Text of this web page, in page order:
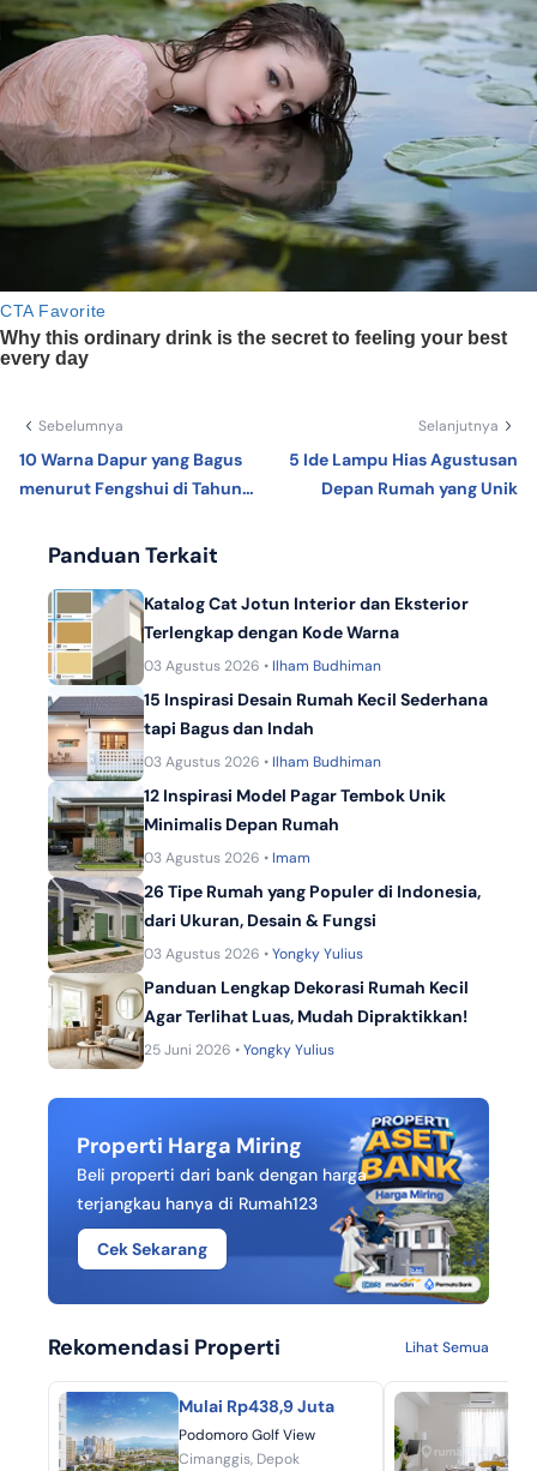
Sebelumnya
10 Warna Dapur yang Bagus
menurut Fengshui di Tahun
Selanjutnya
5 Ide Lampu Hias Agustusan
Depan Rumah yang Unik
Panduan Terkait
Katalog Cat Jotun Interior dan Eksterior
Terlengkap dengan Kode Warna
03 Agustus 2026 • Ilham Budhiman
15 Inspirasi Desain Rumah Kecil Sederhana
tapi Bagus dan Indah
03 Agustus 2026 • Ilham Budhiman
12 Inspirasi Model Pagar Tembok Unik
Minimalis Depan Rumah
03 Agustus 2026 • Imam
26 Tipe Rumah yang Populer di Indonesia,
dari Ukuran, Desain & Fungsi
03 Agustus 2026 •Yongky Yulius
Panduan Lengkap Dekorasi Rumah Kecil
Agar Terlihat Luas, Mudah Dipraktikkan!
25 Juni 2026 •Yongky Yulius
Properti Harga Miring
Beli properti dari bank dengan harga
terjangkau hanya di Rumah123
Cek Sekarang
Rekomendasi Properti Lihat Semua
Mulai Rp438,9 Juta
Podomoro Golf View
Cimanggis, Depok